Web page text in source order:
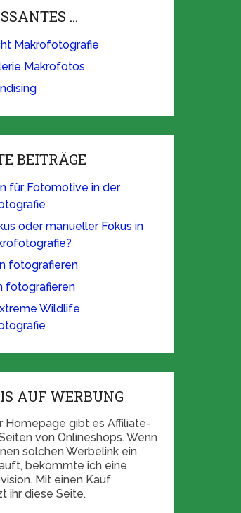
…
Makrofotografie
Makrofotos
BEITRÄGE
für Fotomotive in der
oder manueller Fokus in
fotografieren
fotografieren
Wildlife
AUF WERBUNG
Homepage gibt es Affiliate-
von Onlineshops. Wenn
solchen Werbelink ein
bekommte ich eine
Mit einen Kauf
ihr diese Seite.